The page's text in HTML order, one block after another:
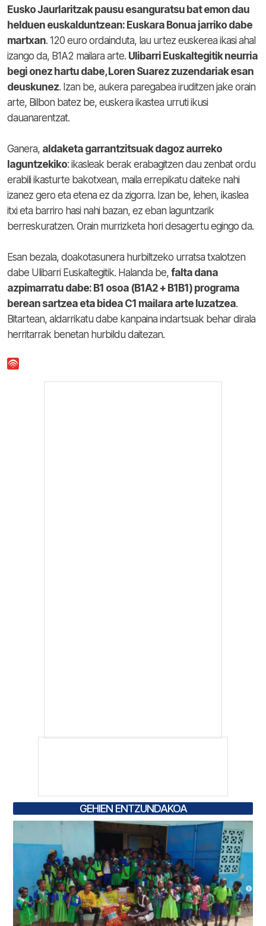
Eusko Jaurlaritzak pausu esanguratsu bat emon dau
helduen euskalduntzean: Euskara Bonua jarriko dabe
martxan. 120 euro ordainduta, lau urtez euskerea ikasi ahal
izango da, B1A2 mailara arte. Ulibarri Euskaltegitik neurria
begi onez hartu dabe, Loren Suarez zuzendariak esan
deuskunez. Izan be, aukera paregabea iruditzen jake orain
arte, Bilbon batez be, euskera ikastea urruti ikusi
dauanarentzat.
Ganera, aldaketa garrantzitsuak dagoz aurreko
laguntzekiko: ikasleak berak erabagitzen dau zenbat ordu
erabili ikasturte bakotxean, maila errepikatu daiteke nahi
izanez gero eta etena ez da zigorra. Izan be, lehen, ikaslea
itxi eta barriro hasi nahi bazan, ez eban laguntzarik
berreskuratzen. Orain murrizketa hori desagertu egingo da.
Esan bezala, doakotasunera hurbiltzeko urratsa txalotzen
dabe Ulibarri Euskaltegitik. Halanda be, falta dana
azpimarratu dabe: B1 osoa (B1A2 + B1B1) programa
berean sartzea eta bidea C1 mailara arte luzatzea.
Bitartean, aldarrikatu dabe kanpaina indartsuak behar dirala
herritarrak benetan hurbildu daitezan.
GEHIEN ENTZUNDAKOA